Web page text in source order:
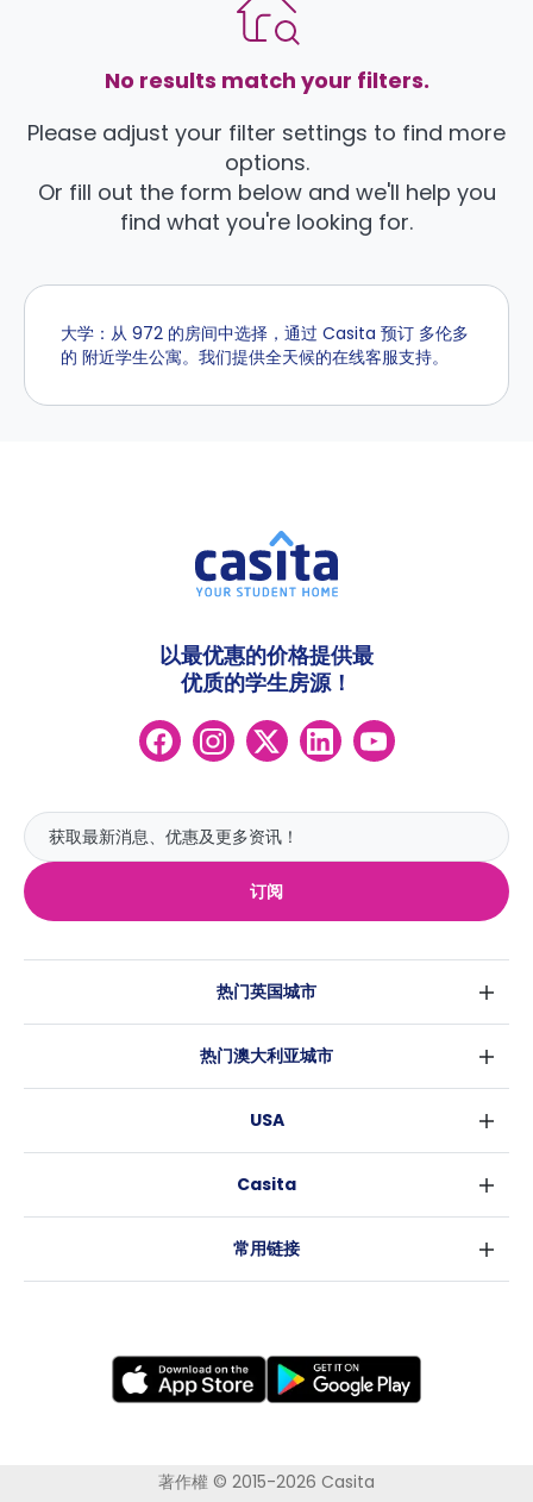
No results match your filters.
Please adjust your filter settings to find more
options.
Or fill out the form below and we'll help you
find what you're looking for.
大学：从 972 的房间中选择，通过 Casita 预订 多伦多
的 附近学生公寓。我们提供全天候的在线客服支持。
订阅
以最优惠的价格提供最
优质的学生房源！
热门英国城市
伦敦
爱丁堡
利兹
考文垂
莱斯特
纽卡斯尔
热门澳大利亚城市
布里斯班
阿德莱德
USA
洛杉矶
Casita
常用链接
著作權 © 2015-2026 Casita